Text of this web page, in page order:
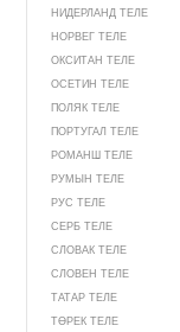
НИДЕРЛАНД ТЕЛЕ
НОРВЕГ ТЕЛЕ
ОКСИТАН ТЕЛЕ
ОСЕТИН ТЕЛЕ
ПОЛЯК ТЕЛЕ
ПОРТУГАЛ ТЕЛЕ
РОМАНШ ТЕЛЕ
РУМЫН ТЕЛЕ
РУС ТЕЛЕ
СЕРБ ТЕЛЕ
СЛОВАК ТЕЛЕ
СЛОВЕН ТЕЛЕ
ТАТАР ТЕЛЕ
ТӨРЕК ТЕЛЕ